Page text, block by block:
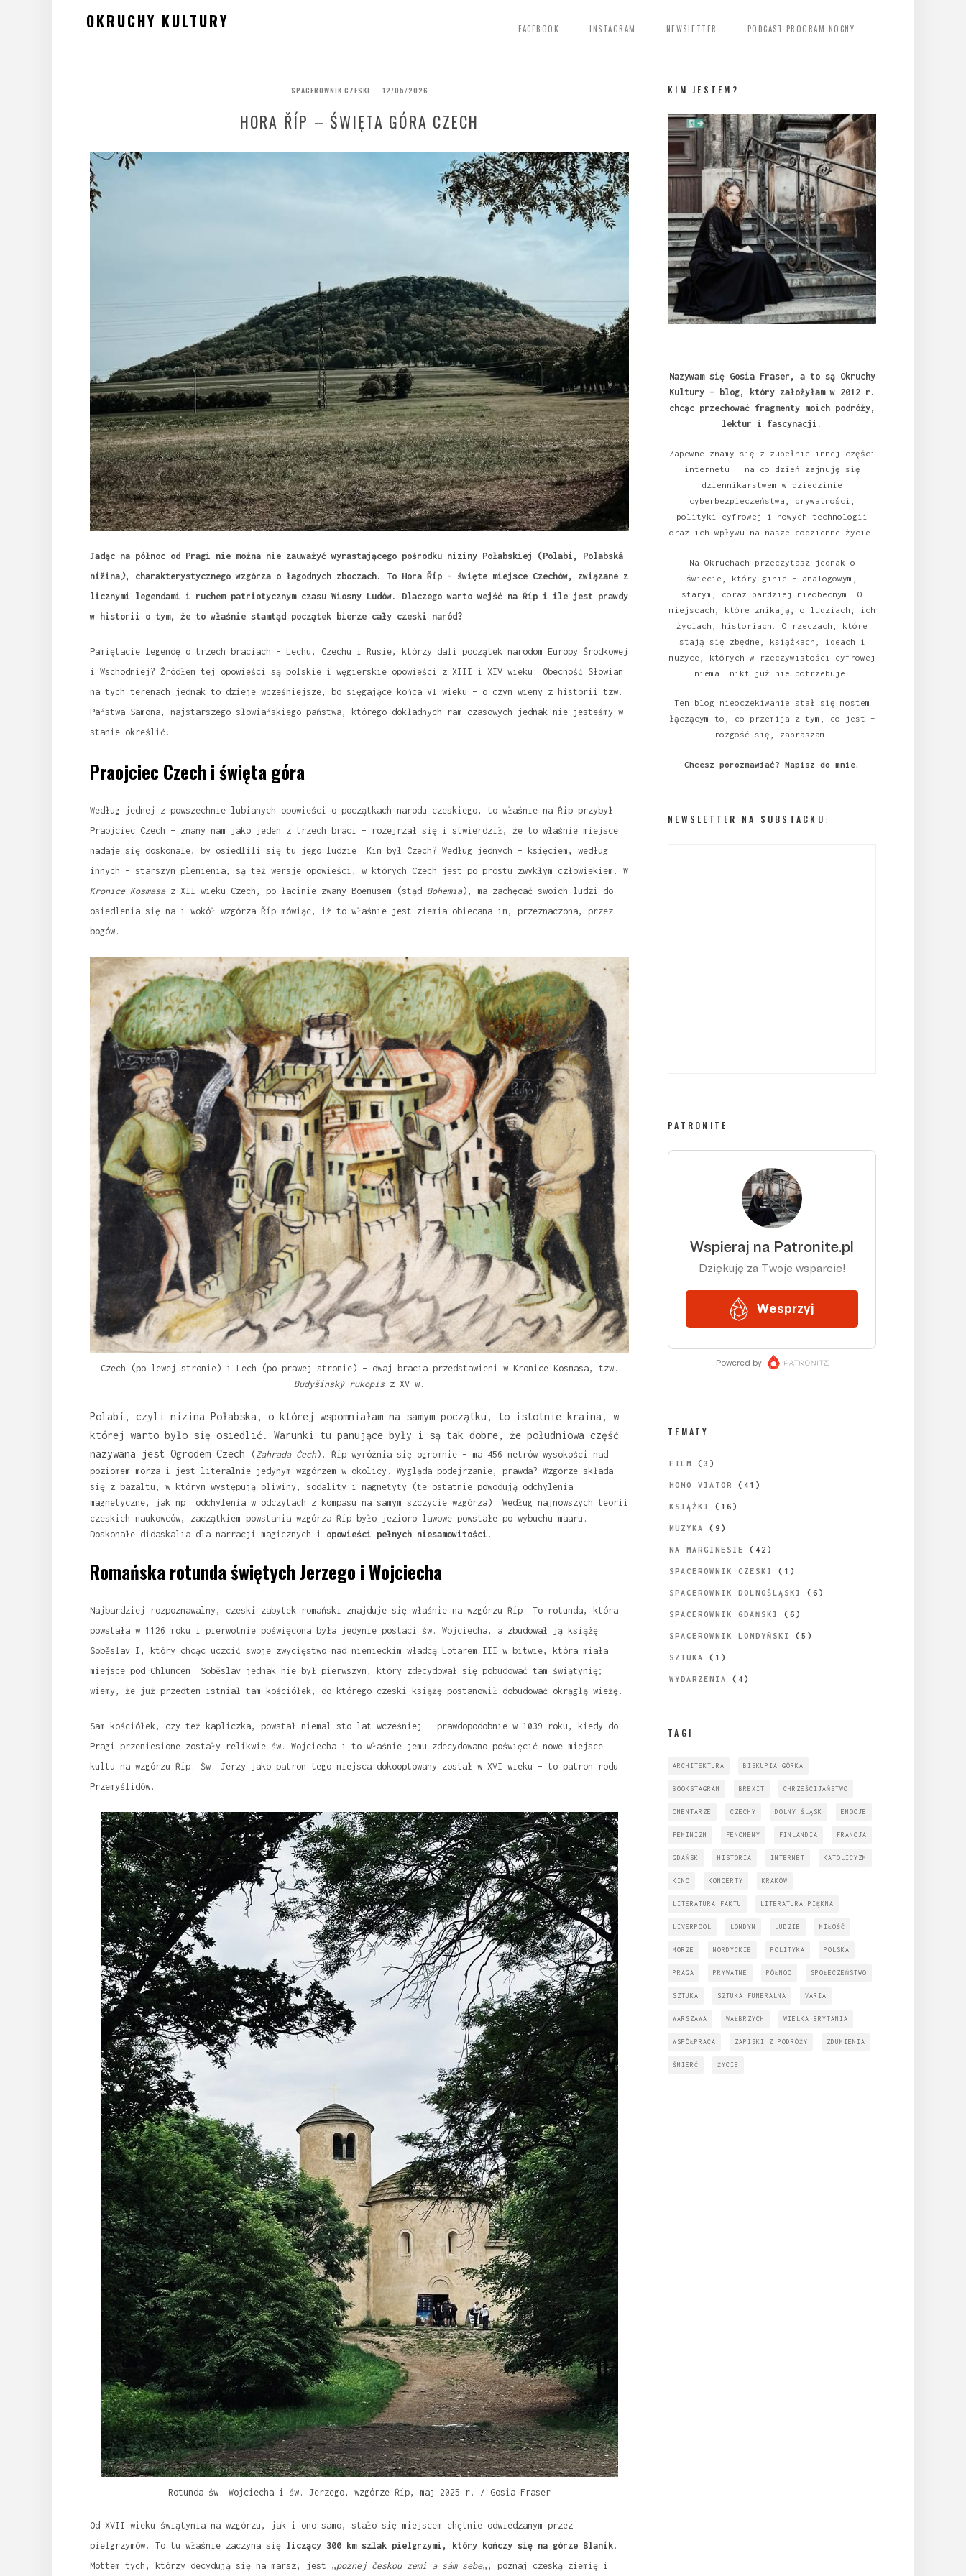
OKRUCHY KULTURY FACEBOOK INSTAGRAM NEWSLETTER PODCAST PROGRAM NOCNY
SPACEROWNIK CZESKI 12/05/2026
HORA ŘÍP – ŚWIĘTA GÓRA CZECH
Jadąc na północ od Pragi nie można nie zauważyć wyrastającego pośrodku niziny Połabskiej (Polabí, Polabská
nížina), charakterystycznego wzgórza o łagodnych zboczach. To Hora Říp – święte miejsce Czechów, związane z
licznymi legendami i ruchem patriotycznym czasu Wiosny Ludów. Dlaczego warto wejść na Říp i ile jest prawdy
w historii o tym, że to właśnie stamtąd początek bierze cały czeski naród?
Pamiętacie legendę o trzech braciach – Lechu, Czechu i Rusie, którzy dali początek narodom Europy Środkowej
i Wschodniej? Źródłem tej opowieści są polskie i węgierskie opowieści z XIII i XIV wieku. Obecność Słowian
na tych terenach jednak to dzieje wcześniejsze, bo sięgające końca VI wieku – o czym wiemy z historii tzw.
Państwa Samona, najstarszego słowiańskiego państwa, którego dokładnych ram czasowych jednak nie jesteśmy w
stanie określić.
Praojciec Czech i święta góra
Według jednej z powszechnie lubianych opowieści o początkach narodu czeskiego, to właśnie na Říp przybył
Praojciec Czech – znany nam jako jeden z trzech braci – rozejrzał się i stwierdził, że to właśnie miejsce
nadaje się doskonale, by osiedlili się tu jego ludzie. Kim był Czech? Według jednych – księciem, według
innych – starszym plemienia, są też wersje opowieści, w których Czech jest po prostu zwykłym człowiekiem. W
Kronice Kosmasaz XII wieku Czech, po łacinie zwany Boemusem (stąd Bohemia), ma zachęcać swoich ludzi do
osiedlenia się na i wokół wzgórza Říp mówiąc, iż to właśnie jest ziemia obiecana im, przeznaczona, przez
bogów.
Czech (po lewej stronie) i Lech (po prawej stronie) – dwaj bracia przedstawieni w Kronice Kosmasa, tzw.
Budyšínský rukopisz XV w.
Polabí, czyli nizina Połabska, o której wspomniałam na samym początku, to istotnie kraina, w
której warto było się osiedlić. Warunki tu panujące były i są tak dobre, że południowa część
nazywana jest Ogrodem Czech
(Zahrada Čech). Říp wyróżnia się ogromnie – ma 456 metrów wysokości nad
poziomem morza i jest literalnie jedynym wzgórzem w okolicy. Wygląda podejrzanie, prawda? Wzgórze składa
się z bazaltu, w którym występują oliwiny, sodality i magnetyty (te ostatnie powodują odchylenia
magnetyczne, jak np. odchylenia w odczytach z kompasu na samym szczycie wzgórza). Według najnowszych teorii
czeskich naukowców, zaczątkiem powstania wzgórza Říp było jezioro lawowe powstałe po wybuchu maaru.
Doskonałe didaskalia dla narracji magicznych i opowieści pełnych niesamowitości .
Romańska rotunda świętych Jerzego i Wojciecha
Najbardziej rozpoznawalny, czeski zabytek romański znajduje się właśnie na wzgórzu Říp. To rotunda, która
powstała w 1126 roku i pierwotnie poświęcona była jedynie postaci św. Wojciecha, a zbudował ją książę
Soběslav I, który chcąc uczcić swoje zwycięstwo nad niemieckim władcą Lotarem III w bitwie, która miała
miejsce pod Chlumcem. Soběslav jednak nie był pierwszym, który zdecydował się pobudować tam świątynię;
wiemy, że już przedtem istniał tam kościółek, do którego czeski książę postanowił dobudować okrągłą wieżę.
Sam kościółek, czy też kapliczka, powstał niemal sto lat wcześniej – prawdopodobnie w 1039 roku, kiedy do
Pragi przeniesione zostały relikwie św. Wojciecha i to właśnie jemu zdecydowano poświęcić nowe miejsce
kultu na wzgórzu Říp. Św. Jerzy jako patron tego miejsca dokooptowany został w XVI wieku – to patron rodu
Przemyślidów.
Rotunda św. Wojciecha i św. Jerzego, wzgórze Říp, maj 2025 r. / Gosia Fraser
Od XVII wieku świątynia na wzgórzu, jak i ono samo, stało się miejscem chętnie odwiedzanym przez
pielgrzymów. To tu właśnie zaczyna się liczący 300 km szlak pielgrzymi, który kończy się na górze Blaník .
Mottem tych, którzy decydują się na marsz, jest „poznej českou zemi a sám sebe„, poznaj czeską ziemię i
KIM JESTEM?
Nazywam się Gosia Fraser, a to są Okruchy
Kultury – blog, który założyłam w 2012 r.
chcąc przechować fragmenty moich podróży,
lektur i fascynacji.
Zapewne znamy się z zupełnie innej części
internetu – na co dzień zajmuję się
dziennikarstwem w dziedzinie
cyberbezpieczeństwa, prywatności,
polityki cyfrowej i nowych technologii
oraz ich wpływu na nasze codzienne życie.
Na Okruchach przeczytasz jednak o
świecie, który ginie – analogowym,
starym, coraz bardziej nieobecnym. O
miejscach, które znikają, o ludziach, ich
życiach, historiach. O rzeczach, które
stają się zbędne, książkach, ideach i
muzyce, których w rzeczywistości cyfrowej
niemal nikt już nie potrzebuje.
Ten blog nieoczekiwanie stał się mostem
łączącym to, co przemija z tym, co jest –
rozgość się, zapraszam.
Chcesz porozmawiać? Napisz do mnie.
NEWSLETTER NA SUBSTACKU:
PATRONITE
TEMATY
FILM (3)
HOMO VIATOR (41)
KSIĄŻKI (16)
MUZYKA (9)
NA MARGINESIE (42)
SPACEROWNIK CZESKI (1)
SPACEROWNIK DOLNOŚLĄSKI (6)
SPACEROWNIK GDAŃSKI (6)
SPACEROWNIK LONDYŃSKI (5)
SZTUKA (1)
WYDARZENIA (4)
TAGI
ARCHITEKTURA BISKUPIA GÓRKA
BOOKSTAGRAM BREXIT CHRZEŚCIJAŃSTWO
CMENTARZE CZECHY DOLNY ŚLĄSK EMOCJE
FEMINIZM FENOMENY FINLANDIA FRANCJA
GDAŃSK HISTORIA INTERNET KATOLICYZM
KINO KONCERTY KRAKÓW
LITERATURA FAKTU LITERATURA PIĘKNA
LIVERPOOL LONDYN LUDZIE MIŁOŚĆ
MORZE NORDYCKIE POLITYKA POLSKA
PRAGA PRYWATNE PÓŁNOC SPOŁECZEŃSTWO
SZTUKA SZTUKA FUNERALNA VARIA
WARSZAWA WAŁBRZYCH WIELKA BRYTANIA
WSPÓŁPRACA ZAPISKI Z PODRÓŻY ZDUMIENIA
ŚMIERĆ ŻYCIE